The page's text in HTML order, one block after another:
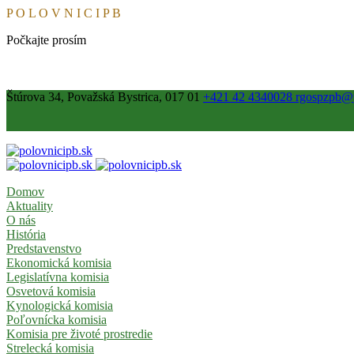
PO L O V N I C I PB
Počkajte prosím
Štúrova 34, Považská Bystrica, 017 01 +421 42 4340028
Domov
Aktuality
O nás
História
Predstavenstvo
Ekonomická komisia
Legislatívna komisia
Osvetová komisia
Kynologická komisia
Poľovnícka komisia
Komisia pre životé prostredie
Strelecká komisia